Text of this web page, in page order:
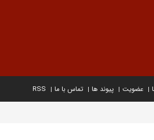
عضویت پیوند ها تماس با ما RSS